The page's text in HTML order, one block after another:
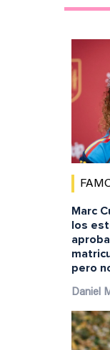
Marc
los
pero
Daniel